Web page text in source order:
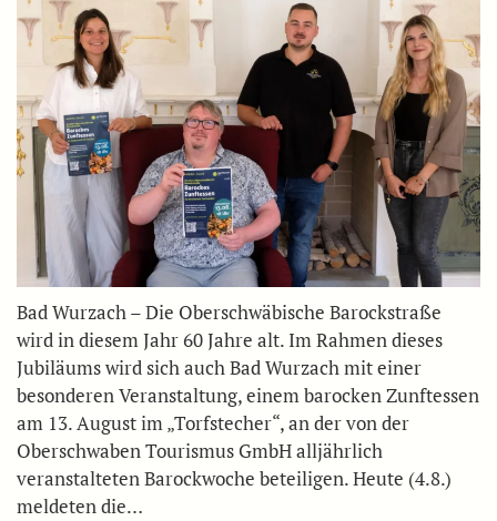
Bad Wurzach – Die Oberschwäbische Barockstraße
wird in diesem Jahr 60 Jahre alt. Im Rahmen dieses
Jubiläums wird sich auch Bad Wurzach mit einer
besonderen Veranstaltung, einem barocken Zunftessen
am 13. August im „Torfstecher“, an der von der
Oberschwaben Tourismus GmbH alljährlich
veranstalteten Barockwoche beteiligen. Heute (4.8.)
meldeten die…